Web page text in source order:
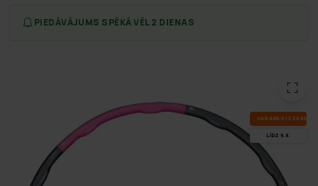
PIEDĀVĀJUMS SPĒKĀ VĒL 2 DIENAS
VA­SA­RAS IZ­SKA­ŅA
LĪDZ 9.8.